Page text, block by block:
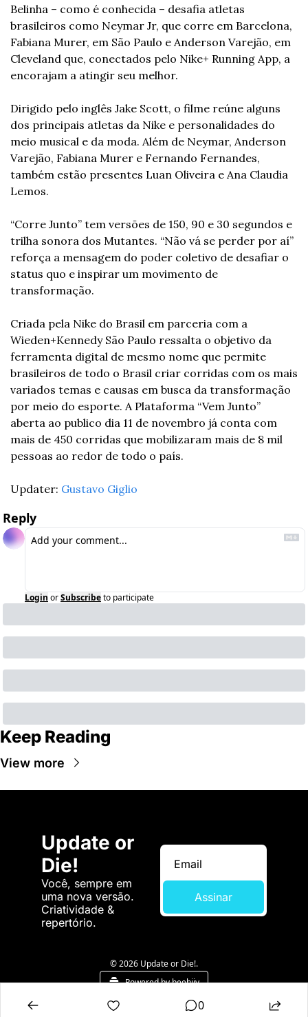
Belinha – como é conhecida – desafia atletas
brasileiros como Neymar Jr, que corre em Barcelona,
Fabiana Murer, em São Paulo e Anderson Varejão, em
Cleveland que, conectados pelo Nike+ Running App, a
encorajam a atingir seu melhor.
Dirigido pelo inglês Jake Scott, o filme reúne alguns
dos principais atletas da Nike e personalidades do
meio musical e da moda. Além de Neymar, Anderson
Varejão, Fabiana Murer e Fernando Fernandes,
também estão presentes Luan Oliveira e Ana Claudia
Lemos.
“Corre Junto” tem versões de 150, 90 e 30 segundos e
trilha sonora dos Mutantes. “Não vá se perder por aí”
reforça a mensagem do poder coletivo de desafiar o
status quo e inspirar um movimento de
transformação.
Criada pela Nike do Brasil em parceria com a
Wieden+Kennedy São Paulo ressalta o objetivo da
ferramenta digital de mesmo nome que permite
brasileiros de todo o Brasil criar corridas com os mais
variados temas e causas em busca da transformação
por meio do esporte. A Plataforma “Vem Junto”
aberta ao publico dia 11 de novembro já conta com
mais de 450 corridas que mobilizaram mais de 8 mil
pessoas ao redor de todo o país.
Updater: Gustavo Giglio
Reply
Login orSubscribeto participate
Keep Reading
View more
Update or
Die!
Você, sempre em
uma nova versão.
Criatividade &
repertório.
Assinar
© 2026 Update or Die!.
Powered by beehiiv
0